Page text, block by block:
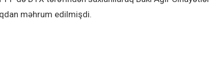
məhrum edilmişdi.